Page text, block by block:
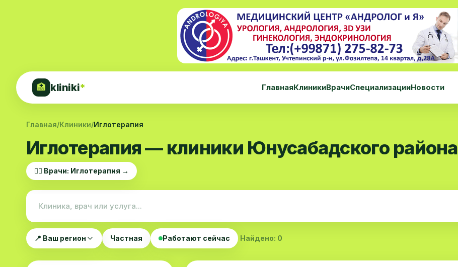
🏥 kliniki* ГлавнаяКлиникиВрачиСпециализацииНовости
Главная/Клиники/Иглотерапия
Иглотерапия — клиники Юнусабадского района
👨‍⚕️ Врачи: Иглотерапия →
📍 Ваш регион Частная Работают сейчас Найдено: 0